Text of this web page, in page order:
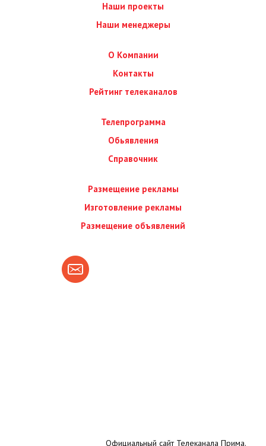
Наши проекты
Наши менеджеры
О Компании
Контакты
Рейтинг телеканалов
Телепрограмма
Обьявления
Справочник
Размещение рекламы
Изготовление рекламы
Размещение объявлений
Официальный сайт Телеканала Прима.